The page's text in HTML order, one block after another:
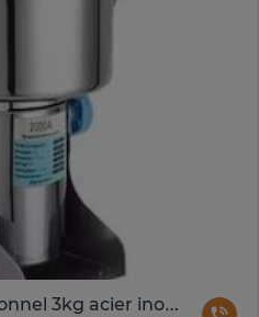
Moulin à grains professionnel 3kg acier inoxydable